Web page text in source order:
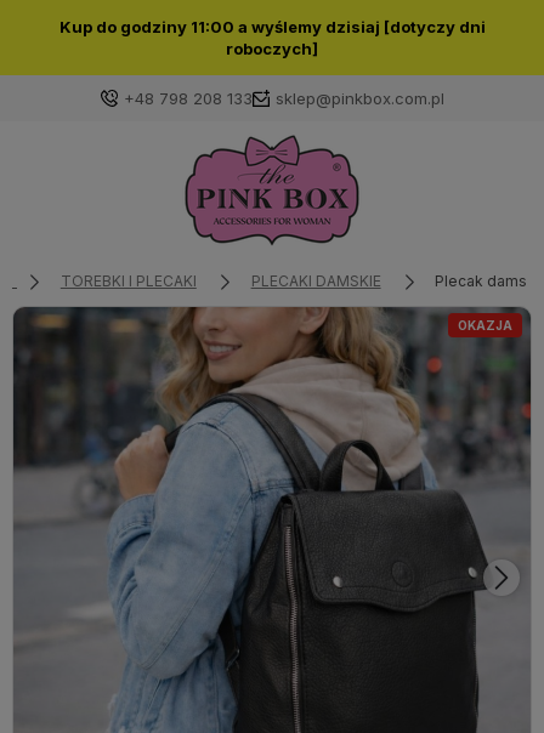
Kup do godziny 11:00 a wyślemy dzisiaj [dotyczy dni
roboczych]
+48 798 208 133 sklep@pinkbox.com.pl
Zaloguj się
Wybierz coś dla siebie z naszej aktualnej oferty lub
zaloguj się, aby przywrócić dodane produkty do listy
z poprzedniej sesji.
TOREBKI I PLECAKI PLECAKI DAMSKIE Plecak damski
OKAZJA